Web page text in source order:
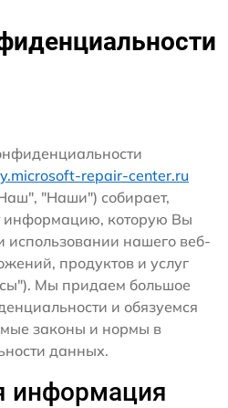
repair-center.ru
"Наши") собирает,
информацию, которую Вы
использовании нашего веб-
продуктов и услуг
Мы придаем большое
и обязуемся
законы и нормы в
данных.
информация